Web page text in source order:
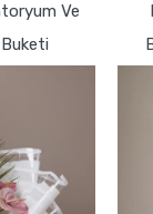
Ve